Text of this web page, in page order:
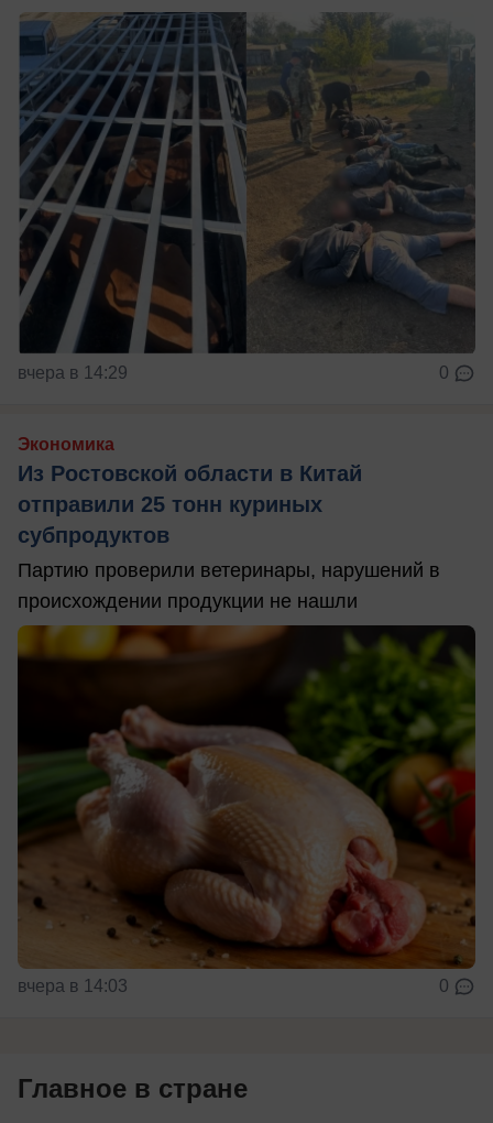
вчера в 14:29 0
Экономика
Из Ростовской области в Китай
отправили 25 тонн куриных
субпродуктов
Партию проверили ветеринары, нарушений в
происхождении продукции не нашли
вчера в 14:03 0
Главное в стране